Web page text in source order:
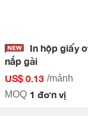
In hộp giấy
nắp gài
US$ 0.13 /mảnh
MOQ 1 đơn vị